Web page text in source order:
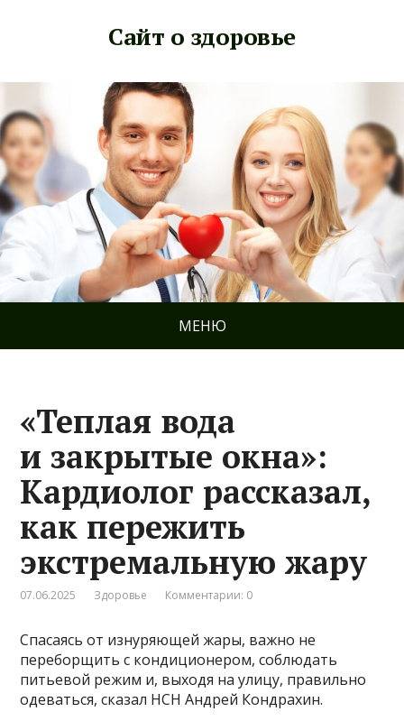
Сайт о здоровье
МЕНЮ
«Теплая вода
и закрытые окна»:
Кардиолог рассказал,
как пережить
экстремальную жару
07.06.2025 Здоровье Комментарии: 0
Спасаясь от изнуряющей жары, важно не
переборщить с кондиционером, соблюдать
питьевой режим и, выходя на улицу, правильно
одеваться, сказал НСН Андрей Кондрахин.